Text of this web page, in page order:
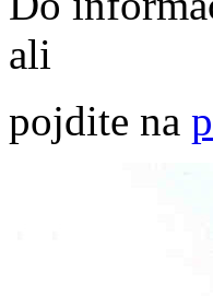
ali
pojdite na